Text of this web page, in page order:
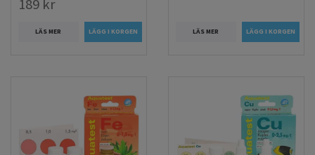
189 kr
LÄS MER LÄS MER